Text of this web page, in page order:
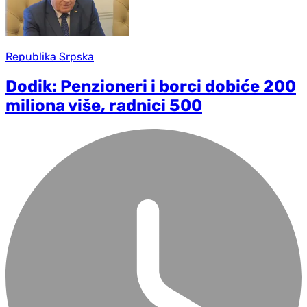
Republika Srpska
Dodik: Penzioneri i borci dobiće 200
miliona više, radnici 500